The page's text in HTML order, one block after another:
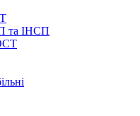
та ІНСП